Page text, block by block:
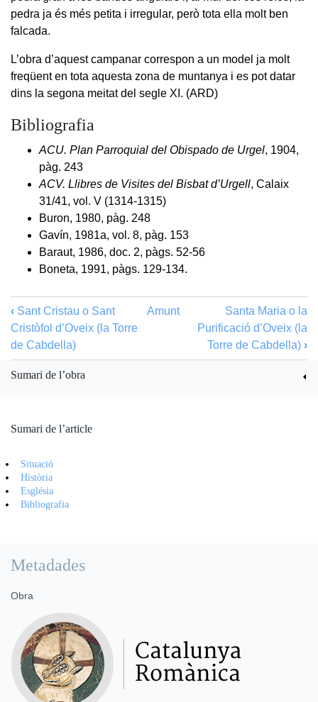
pedra ja és més petita i irregular, però tota ella molt ben
falcada.
L’obra d’aquest campanar correspon a un model ja molt
freqüent en tota aquesta zona de muntanya i es pot datar
dins la segona meitat del segle XI. (ARD)
Bibliografia
ACU. Plan Parroquial del Obispado de Urgel, 1904,
pàg. 243
ACV. Llibres de Visites del Bisbat d’Urgell, Calaix
31/41, vol. V (1314-1315)
Buron, 1980, pàg. 248
Gavín, 1981a, vol. 8, pàg. 153
Baraut, 1986, doc. 2, pàgs. 52-56
Boneta, 1991, pàgs. 129-134.
‹ Sant Cristau o Sant
Cristòfol d’Oveix (la Torre
de Cabdella)
Amunt
Santa Maria o la
Purificació d’Oveix (la
Torre de Cabdella) ›
Sumari de l’obra
Sumari de l’article
Situació
Història
Església
Bibliografia
Metadades
Obra